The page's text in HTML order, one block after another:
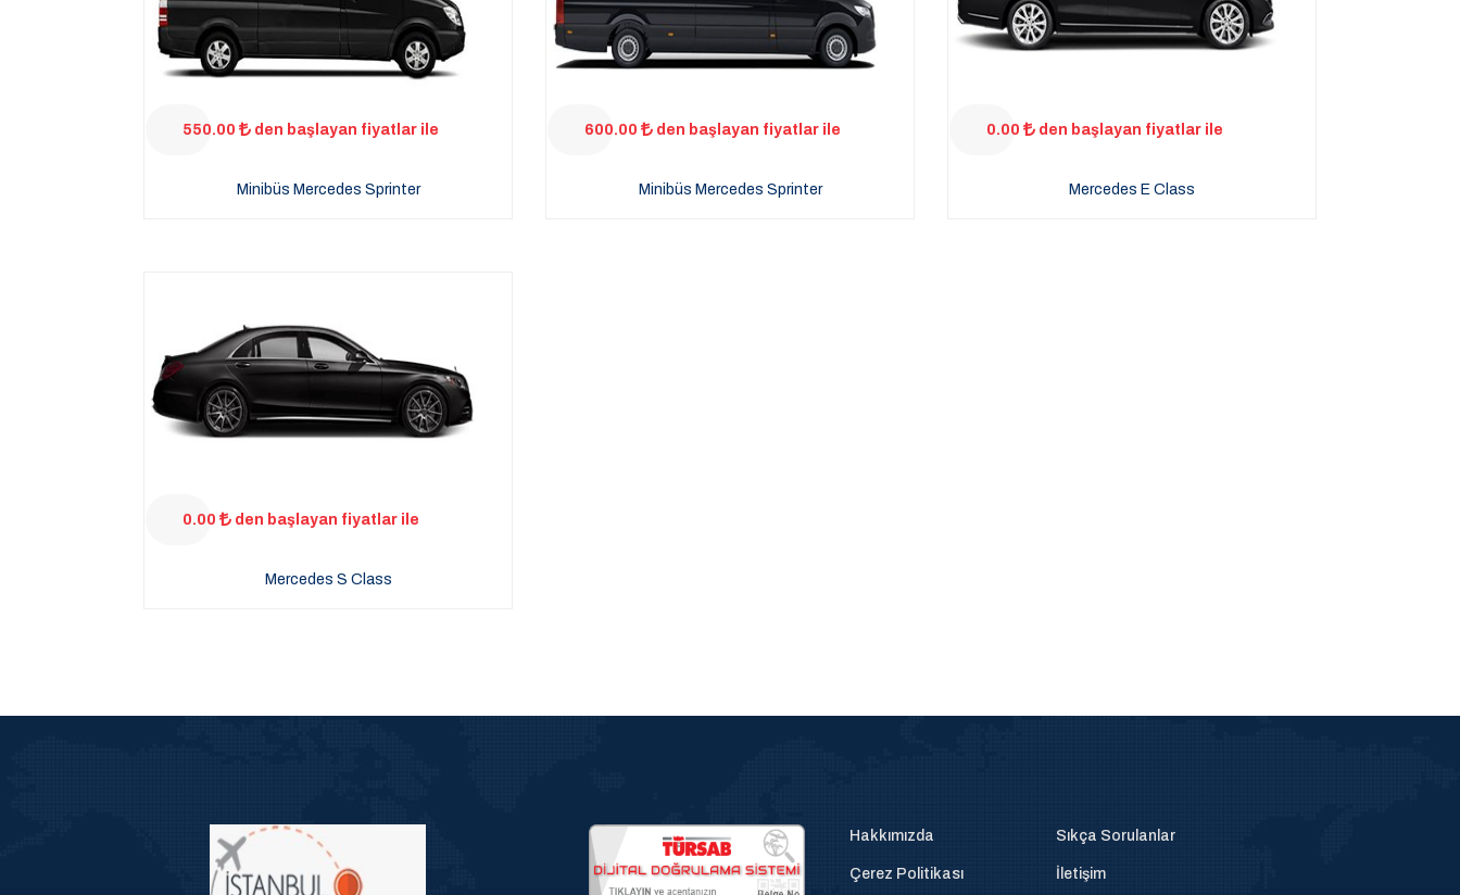
550.00 den başlayan fiyatlar ile
Minibüs Mercedes Sprinter
600.00 den başlayan fiyatlar ile
Minibüs Mercedes Sprinter
0.00 den başlayan fiyatlar ile
Mercedes E Class
0.00 den başlayan fiyatlar ile
Mercedes S Class
Hakkımızda
Çerez Politikası
Sıkça Sorulanlar
İletişim